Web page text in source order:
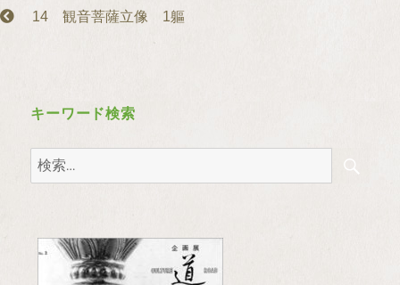
14 観音菩薩立像 1軀
キーワード検索
検
索: